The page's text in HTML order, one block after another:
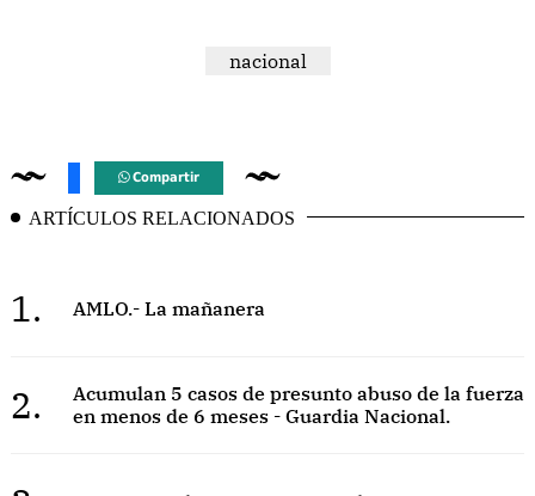
nacional
Compartir
ARTÍCULOS RELACIONADOS
1. AMLO.- La mañanera
2.
Acumulan 5 casos de presunto abuso de la fuerza
en menos de 6 meses - Guardia Nacional.